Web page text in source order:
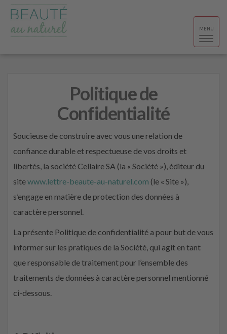
Toggle
MENU
Politique de
Confidentialité
Soucieuse de construire avec vous une relation de
confiance durable et respectueuse de vos droits et
libertés, la société Cellaire SA (la « Société »), éditeur du
sitewww.lettre-beaute-au-naturel.com (le « Site »),
s’engage en matière de protection des données à
caractère personnel.
La présente Politique de confidentialité a pour but de vous
informer sur les pratiques de la Société, qui agit en tant
que responsable de traitement pour l’ensemble des
traitements de données à caractère personnel mentionné
ci-dessous.